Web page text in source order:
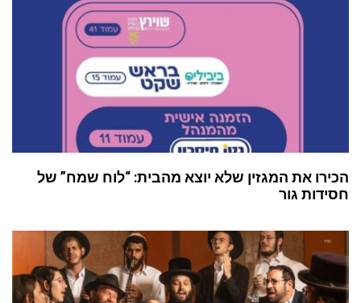
הכירו את המגזין שלא יוצא מהבית: “לוח שמח” של
חסידות גור